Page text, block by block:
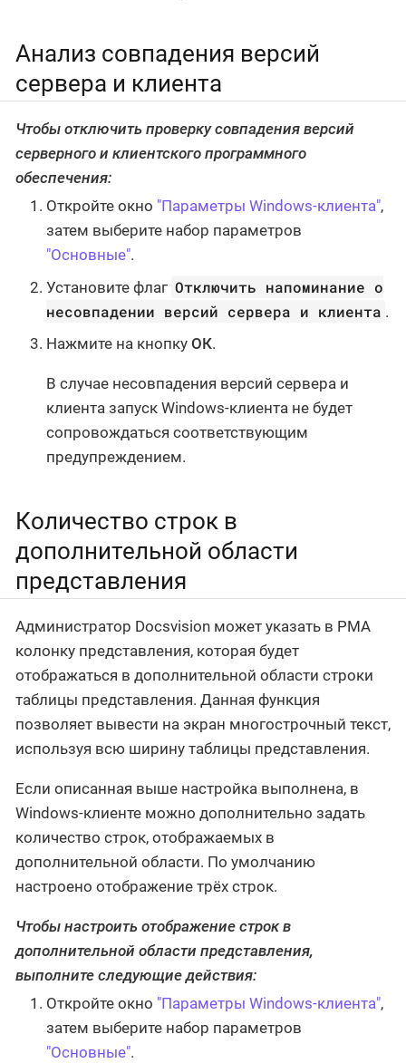
Анализ совпадения версий
сервера и клиента
Чтобы отключить проверку совпадения версий
серверного и клиентского программного
обеспечения:
Откройте окно "Параметры Windows-клиента",
затем выберите набор параметров
"Основные".
Установите флаг Отключить напоминание о
несовпадении версий сервера и клиента .
Нажмите на кнопку ОК.
В случае несовпадения версий сервера и
клиента запуск Windows-клиента не будет
сопровождаться соответствующим
предупреждением.
Количество строк в
дополнительной области
представления
Администратор Docsvision может указать в РМА
колонку представления, которая будет
отображаться в дополнительной области строки
таблицы представления. Данная функция
позволяет вывести на экран многострочный текст,
используя всю ширину таблицы представления.
Если описанная выше настройка выполнена, в
Windows-клиенте можно дополнительно задать
количество строк, отображаемых в
дополнительной области. По умолчанию
настроено отображение трёх строк.
Чтобы настроить отображение строк в
дополнительной области представления,
выполните следующие действия:
Откройте окно "Параметры Windows-клиента",
затем выберите набор параметров
"Основные".